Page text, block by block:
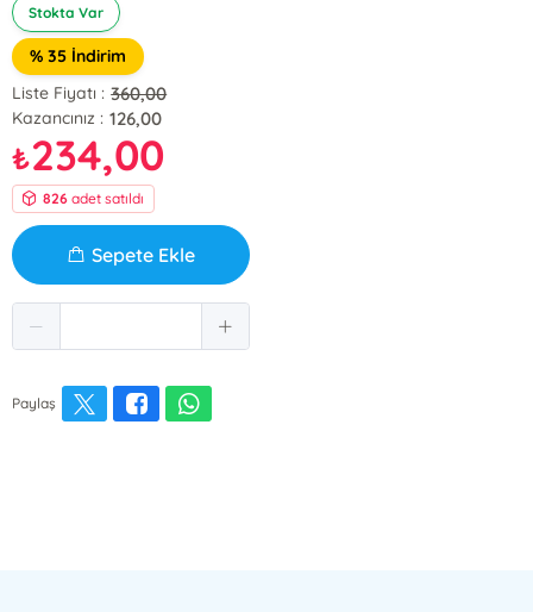
Stokta Var
% 35 İndirim
Liste Fiyatı : 360,00
Kazancınız : 126,00
₺234,00
826 adet satıldı
Sepete Ekle
Paylaş